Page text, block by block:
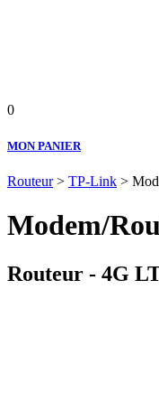
0
MON PANIER
Routeur> TP-Link >
Modem/
Routeur - 4G